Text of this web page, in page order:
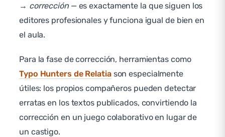
→ corrección— es exactamente la que siguen los
editores profesionales y funciona igual de bien en
el aula.
Para la fase de corrección, herramientas como
Typo Hunters de Relatiason especialmente
útiles: los propios compañeros pueden detectar
erratas en los textos publicados, convirtiendo la
corrección en un juego colaborativo en lugar de
un castigo.